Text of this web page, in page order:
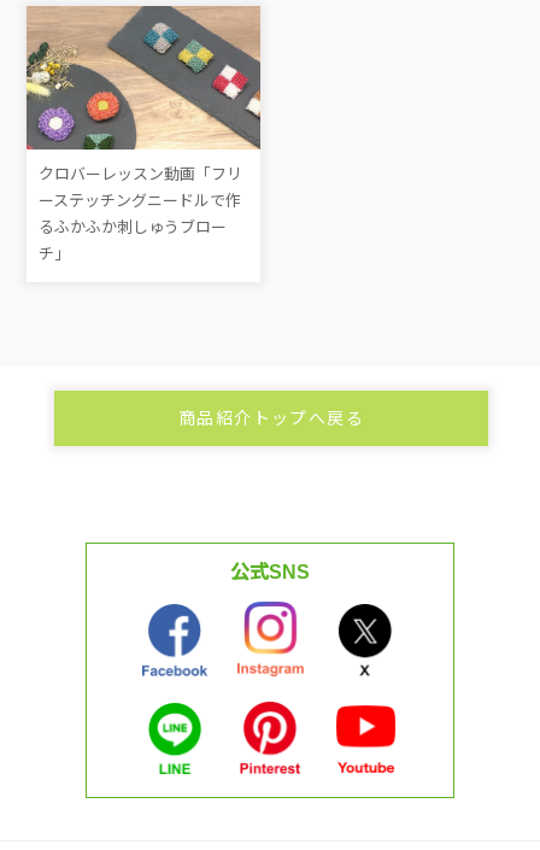
クロバーレッスン動画「フリ
ーステッチングニードルで作
るふかふか刺しゅうブロー
チ」
商品紹介トップへ戻る
公式SNS